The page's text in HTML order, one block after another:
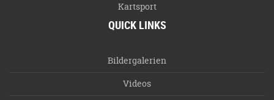
Kartsport
QUICK LINKS
Bildergalerien
Videos